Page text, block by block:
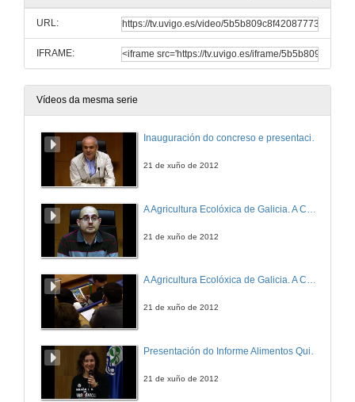
URL:
IFRAME:
Vídeos da mesma serie
Inauguración do concreso e presentación da conferencia de apertura
21 de xuño de 2012
21 de xuño de 2012
A Agricultura Ecolóxica de Galicia. A Certificación do C.R.A.E.GA. Quenda de Preguntas
21 de xuño de 2012
21 de xuño de 2012